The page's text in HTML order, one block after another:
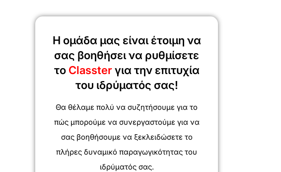
Η ομάδα μας είναι έτοιμη να
σας βοηθήσει να ρυθμίσετε
το Classterγια την επιτυχία
του ιδρύματός σας!
Θα θέλαμε πολύ να συζητήσουμε για το
πώς μπορούμε να συνεργαστούμε για να
σας βοηθήσουμε να ξεκλειδώσετε το
πλήρες δυναμικό παραγωγικότητας του
ιδρύματός σας.